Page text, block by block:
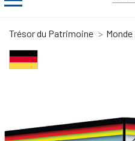
Trésor du Patrimoine Monde